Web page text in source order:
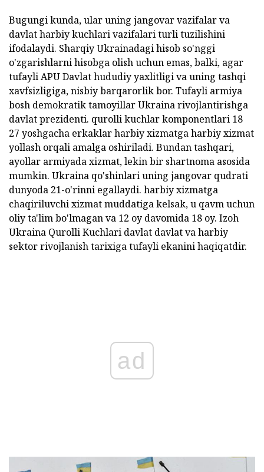
Bugungi kunda, ular uning jangovar vazifalar va
davlat harbiy kuchlari vazifalari turli tuzilishini
ifodalaydi. Sharqiy Ukrainadagi hisob so'nggi
o'zgarishlarni hisobga olish uchun emas, balki, agar
tufayli APU Davlat hududiy yaxlitligi va uning tashqi
xavfsizligiga, nisbiy barqarorlik bor. Tufayli armiya
bosh demokratik tamoyillar Ukraina rivojlantirishga
davlat prezidenti. qurolli kuchlar komponentlari 18
27 yoshgacha erkaklar harbiy xizmatga harbiy xizmat
yollash orqali amalga oshiriladi. Bundan tashqari,
ayollar armiyada xizmat, lekin bir shartnoma asosida
mumkin. Ukraina qo'shinlari uning jangovar qudrati
dunyoda 21-o'rinni egallaydi. harbiy xizmatga
chaqiriluvchi xizmat muddatiga kelsak, u qavm uchun
oliy ta'lim bo'lmagan va 12 oy davomida 18 oy. Izoh
Ukraina Qurolli Kuchlari davlat davlat va harbiy
sektor rivojlanish tarixiga tufayli ekanini haqiqatdir.
ad